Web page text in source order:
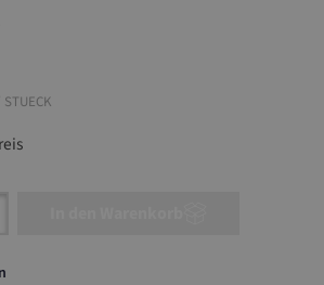
STUECK
Gib den gewünschten Wert